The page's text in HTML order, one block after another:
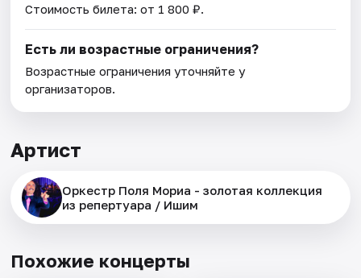
Стоимость билета: от 1 800 ₽.
Есть ли возрастные ограничения?
Возрастные ограничения уточняйте у
организаторов.
Артист
Оркестр Поля Мориа - золотая коллекция
из репертуара / Ишим
Похожие концерты